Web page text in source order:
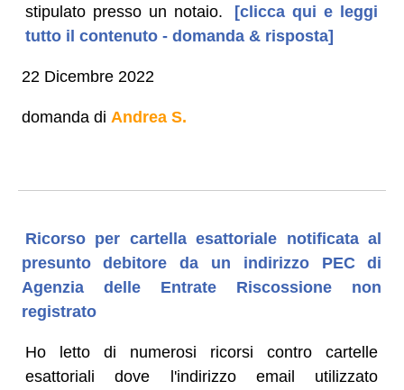
stipulato presso un notaio.
[clicca qui e leggi
tutto il contenuto - domanda & risposta]
22 Dicembre 2022
domanda di Andrea S.
Ricorso per cartella esattoriale notificata al
presunto debitore da un indirizzo PEC di
Agenzia delle Entrate Riscossione non
registrato
Ho letto di numerosi ricorsi contro cartelle
esattoriali dove l'indirizzo email utilizzato